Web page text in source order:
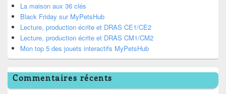
La maison aux 36 clés
Black Friday sur MyPetsHub
Lecture, production écrite et DRAS CE1/CE2
Lecture, production écrite et DRAS CM1/CM2
Mon top 5 des jouets interactifs MyPetsHub
Commentaires récents